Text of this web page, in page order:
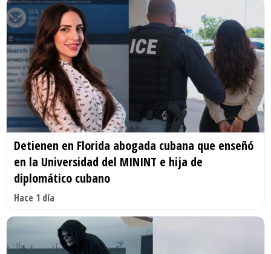
Detienen en Florida abogada cubana que enseñó
en la Universidad del MININT e hija de
diplomático cubano
Hace 1 día